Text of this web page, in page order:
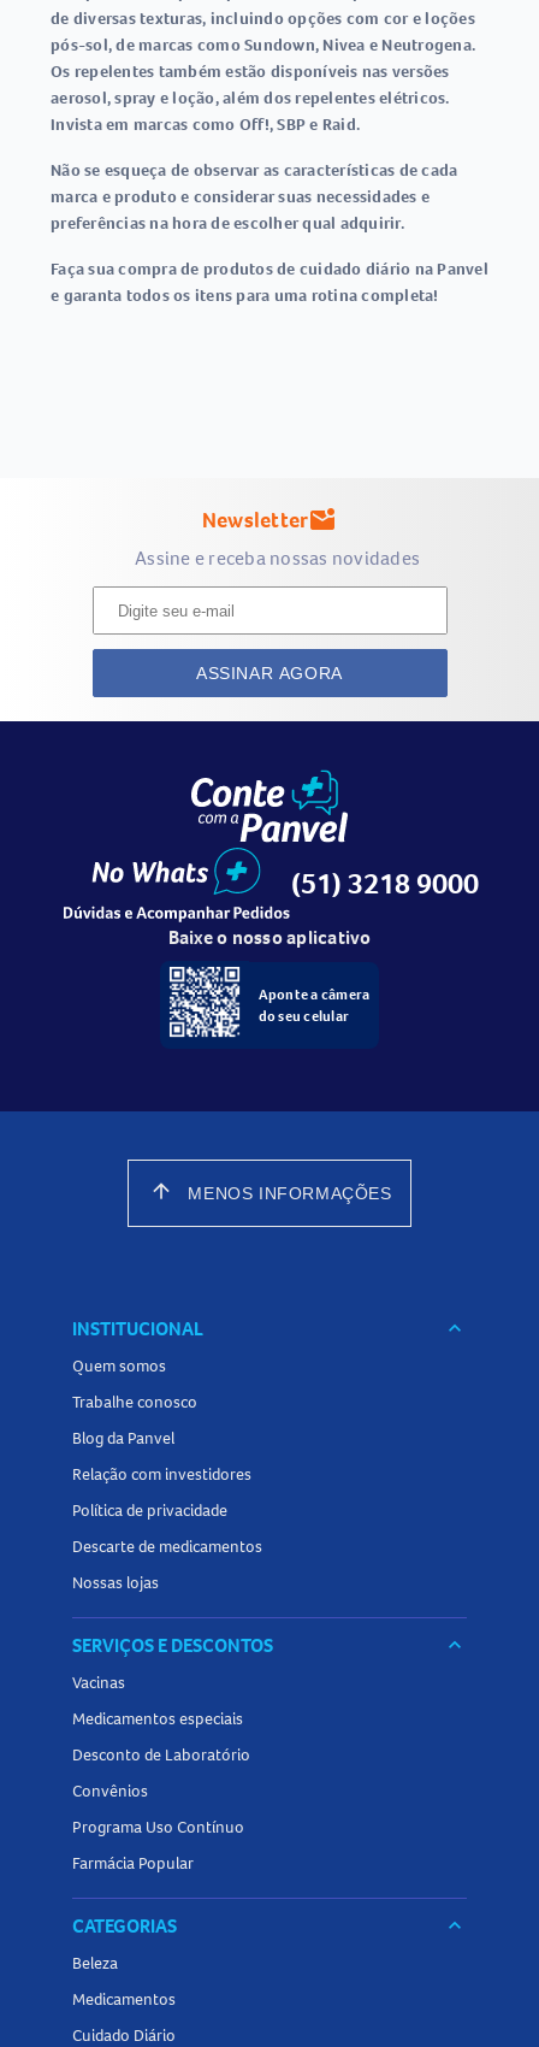
de diversas texturas, incluindo opções com cor e loções
pós-sol, de marcas como Sundown, Nivea e Neutrogena.
Os repelentes também estão disponíveis nas versões
aerosol, spray e loção, além dos repelentes elétricos.
Invista em marcas como Off!, SBP e Raid.
Não se esqueça de observar as características de cada
marca e produto e considerar suas necessidades e
preferências na hora de escolher qual adquirir.
Faça sua compra de produtos de cuidado diário na Panvel
e garanta todos os itens para uma rotina completa!
Newslettermark_email_unread
Assine e receba nossas novidades
ASSINAR AGORA
(51) 3218 9000
Baixe o nosso aplicativo
Aponte a câmera
do seu celular
arrow_upward MENOS INFORMAÇÕES
INSTITUCIONAL keyboard_arrow_down
Quem somos
Trabalhe conosco
Blog da Panvel
Relação com investidores
Política de privacidade
Descarte de medicamentos
Nossas lojas
SERVIÇOS E DESCONTOS keyboard_arrow_down
Vacinas
Medicamentos especiais
Desconto de Laboratório
Convênios
Programa Uso Contínuo
Farmácia Popular
CATEGORIAS keyboard_arrow_down
Beleza
Medicamentos
Cuidado Diário